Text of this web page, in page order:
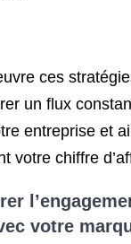
ces
un flux
entreprise et
votre chiffre
votre